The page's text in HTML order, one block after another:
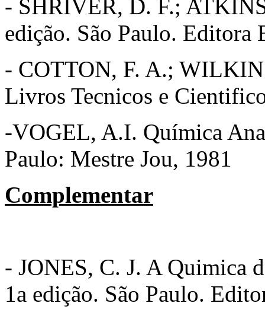
- SHRIVER, D. F.;
edição. São Paulo. Editora
- COTTON, F. A.;
Livros Tecnicos e
-VOGEL, A.I. Química
Paulo: Mestre Jou, 1981
Complementar
- JONES, C. J. A Quimica
1a edição. São Paulo.